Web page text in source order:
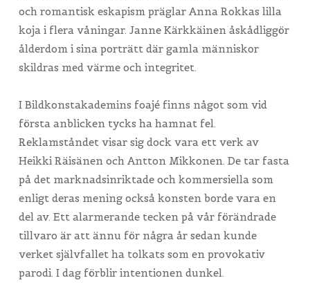
och romantisk eskapism präglar Anna Rokkas lilla
koja i flera våningar. Janne Kärkkäinen åskådliggör
ålderdom i sina porträtt där gamla människor
skildras med värme och integritet.
I Bildkonstakademins foajé finns något som vid
första anblicken tycks ha hamnat fel.
Reklamståndet visar sig dock vara ett verk av
Heikki Räisänen och Antton Mikkonen. De tar fasta
på det marknadsinriktade och kommersiella som
enligt deras mening också konsten borde vara en
del av. Ett alarmerande tecken på vår förändrade
tillvaro är att ännu för några år sedan kunde
verket självfallet ha tolkats som en provokativ
parodi. I dag förblir intentionen dunkel.